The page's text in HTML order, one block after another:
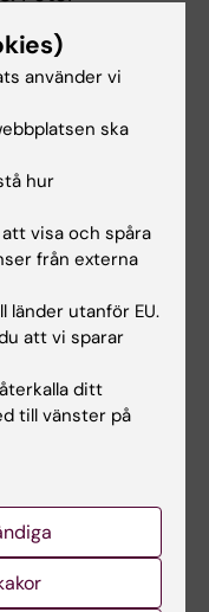
Based
and
with
online 9
använder vi
ska
hur
visa och spåra
från externa
länder utanför EU.
att vi sparar
ditt
till vänster på